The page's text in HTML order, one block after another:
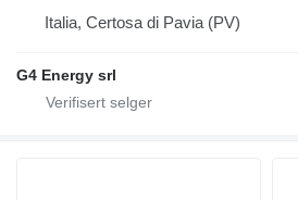
Italia, Certosa di Pavia (PV)
G4 Energy srl